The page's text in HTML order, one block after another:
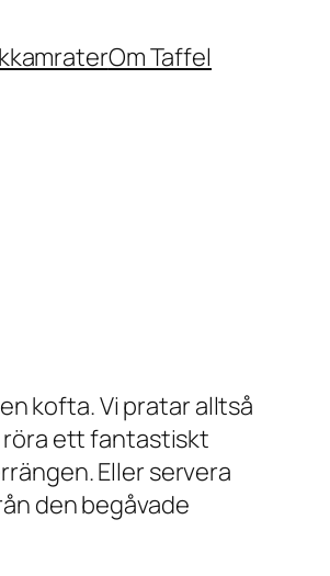
Om Taffel
kofta. Vi pratar alltså
röra ett fantastiskt
Eller servera
den begåvade